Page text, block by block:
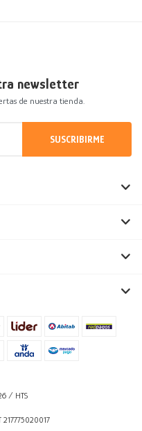
newsletter
de nuestra tienda.
SUSCRIBIRME
/ HTS
217775020017